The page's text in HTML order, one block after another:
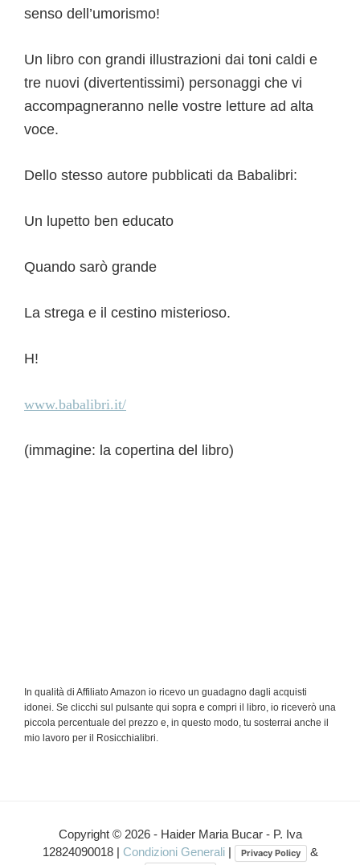
senso dell’umorismo!
Un libro con grandi illustrazioni dai toni caldi e
tre nuovi (divertentissimi) personaggi che vi
accompagneranno nelle vostre letture ad alta
voce.
Dello stesso autore pubblicati da Babalibri:
Un lupetto ben educato
Quando sarò grande
La strega e il cestino misterioso.
H!
www.babalibri.it/
(immagine: la copertina del libro)
In qualità di Affiliato Amazon io ricevo un guadagno dagli acquisti
idonei. Se clicchi sul pulsante qui sopra e compri il libro, io riceverò una
piccola percentuale del prezzo e, in questo modo, tu sosterrai anche il
mio lavoro per il Rosicchialibri.
Copyright © 2026 - Haider Maria Bucar - P. Iva
12824090018 | Condizioni Generali | Privacy Policy &